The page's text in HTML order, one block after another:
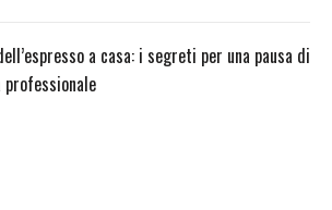
a casa: i segreti per una pausa di